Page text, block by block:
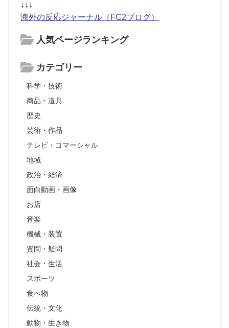
↓↓↓
海外の反応ジャーナル（FC2ブログ）
人気ページランキング
カテゴリー
科学・技術
商品・道具
歴史
芸術・作品
テレビ・コマーシャル
地域
政治・経済
面白動画・画像
お店
音楽
機械・装置
質問・疑問
社会・生活
スポーツ
食べ物
伝統・文化
動物・生き物